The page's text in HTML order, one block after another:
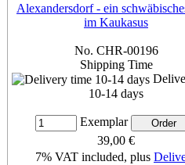
Alexandersdorf - ein
im Kaukasus
No. CHR-00196
Shipping Time
10-14 days
Exemplar
39,00 €
7% VAT included, plus